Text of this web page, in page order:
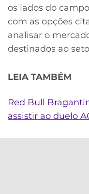
os lados do
com as opções
analisar o
destinados ao
LEIA TAMBÉM
Red Bull
assistir ao duelo